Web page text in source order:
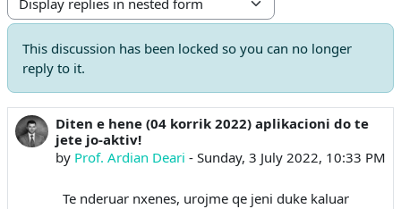
Display mode
This discussion has been locked so you can no longer
reply to it.
Diten e hene (04 korrik 2022) aplikacioni do te
jete jo-aktiv!
by Prof. Ardian Deari - Sunday, 3 July 2022, 10:33 PM
Number of replies: 0
Te nderuar nxenes, urojme qe jeni duke kaluar